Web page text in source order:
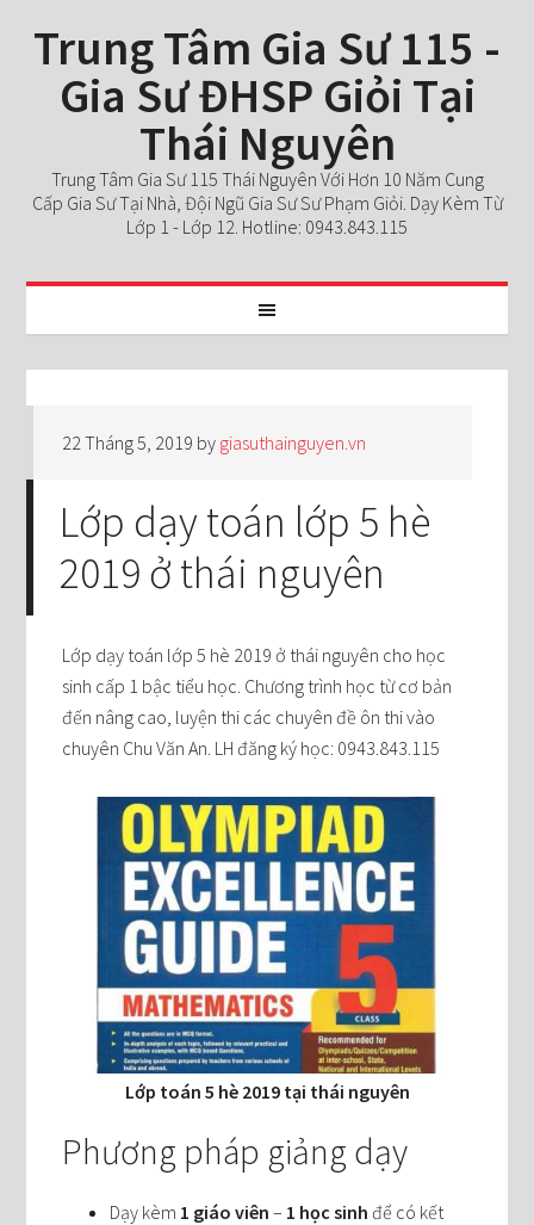
Trung Tâm Gia Sư 115 -
Gia Sư ĐHSP Giỏi Tại
Thái Nguyên
Trung Tâm Gia Sư 115 Thái Nguyên Với Hơn 10 Năm Cung
Cấp Gia Sư Tại Nhà, Đội Ngũ Gia Sư Sư Phạm Giỏi. Dạy Kèm Từ
Lớp 1 - Lớp 12. Hotline: 0943.843.115
22 Tháng 5, 2019 by giasuthainguyen.vn
Lớp dạy toán lớp 5 hè
2019 ở thái nguyên
Lớp dạy toán lớp 5 hè 2019 ở thái nguyên cho học
sinh cấp 1 bậc tiểu học. Chương trình học từ cơ bản
đến nâng cao, luyện thi các chuyên đề ôn thi vào
chuyên Chu Văn An. LH đăng ký học: 0943.843.115
Lớp toán 5 hè 2019 tại thái nguyên
Phương pháp giảng dạy
Dạy kèm 1 giáo viên – 1 học sinh để có kết